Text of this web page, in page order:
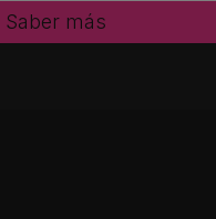
Saber más